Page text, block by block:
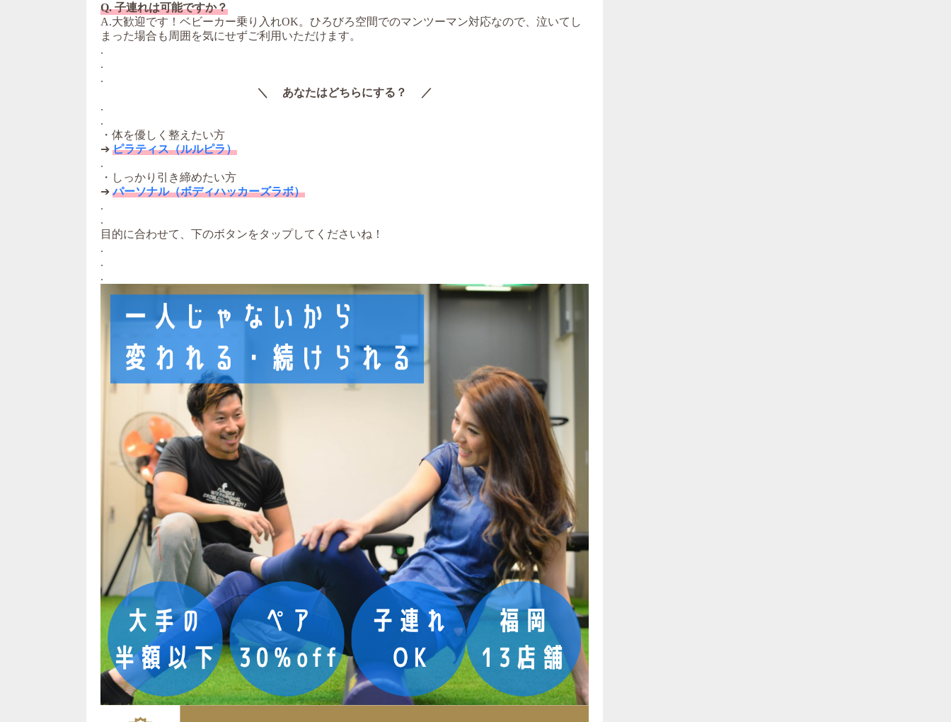
Q. 子連れは可能ですか？
A.大歓迎です！ベビーカー乗り入れOK。ひろびろ空間でのマンツーマン対応なので、泣いてし
まった場合も周囲を気にせずご利用いただけます。
.
.
.
＼ あなたはどちらにする？ ／
.
.
・体を優しく整えたい方
➔ ピラティス（ルルピラ）
.
・しっかり引き締めたい方
➔パーソナル（ボディハッカーズラボ）
.
.
目的に合わせて、下のボタンをタップしてくださいね！
.
.
.